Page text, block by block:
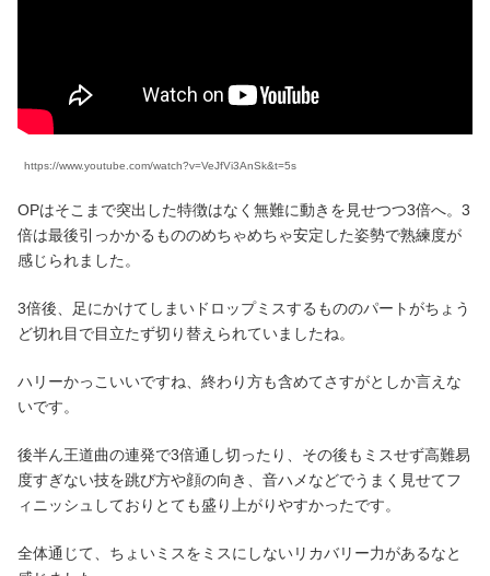
https://www.youtube.com/watch?v=VeJfVi3AnSk&t=5s
OPはそこまで突出した特徴はなく無難に動きを見せつつ3倍へ。3
倍は最後引っかかるもののめちゃめちゃ安定した姿勢で熟練度が
感じられました。
3倍後、足にかけてしまいドロップミスするもののパートがちょう
ど切れ目で目立たず切り替えられていましたね。
ハリーかっこいいですね、終わり方も含めてさすがとしか言えな
いです。
後半ん王道曲の連発で3倍通し切ったり、その後もミスせず高難易
度すぎない技を跳び方や顔の向き、音ハメなどでうまく見せてフ
ィニッシュしておりとても盛り上がりやすかったです。
全体通じて、ちょいミスをミスにしないリカバリー力があるなと